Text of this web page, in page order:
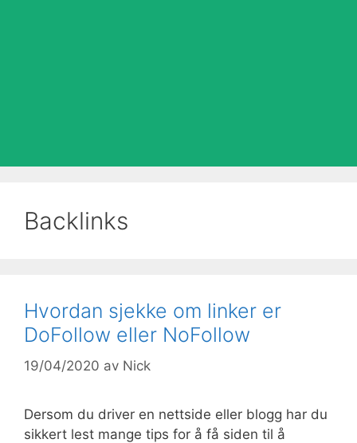
Backlinks
Hvordan sjekke om linker er
DoFollow eller NoFollow
19/04/2020 av Nick
Dersom du driver en nettside eller blogg har du
sikkert lest mange tips for å få siden til å